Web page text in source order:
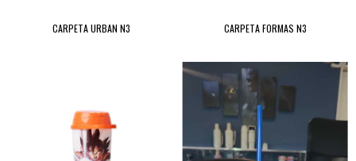
CARPETA URBAN N3 CARPETA FORMAS N3